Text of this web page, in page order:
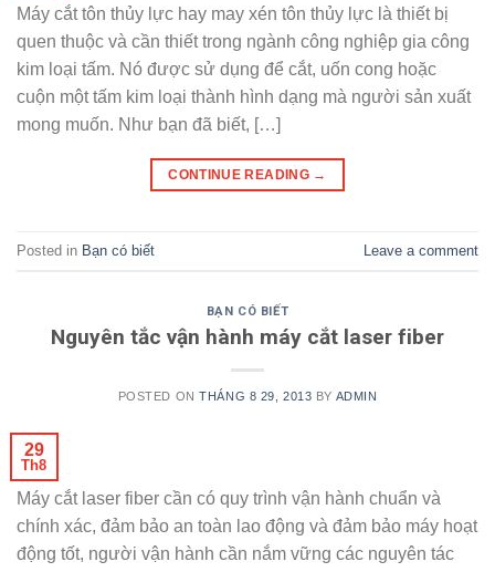
Máy cắt tôn thủy lực hay may xén tôn thủy lực là thiết bị
quen thuộc và cần thiết trong ngành công nghiệp gia công
kim loại tấm. Nó được sử dụng để cắt, uốn cong hoặc
cuộn một tấm kim loại thành hình dạng mà người sản xuất
mong muốn. Như bạn đã biết, […]
CONTINUE READING →
Posted in Bạn có biết Leave a comment
BẠN CÓ BIẾT
Nguyên tắc vận hành máy cắt laser fiber
POSTED ONTHÁNG 8 29, 2013 BY ADMIN
29
Th8
Máy cắt laser fiber cần có quy trình vận hành chuẩn và
chính xác, đảm bảo an toàn lao động và đảm bảo máy hoạt
động tốt, người vận hành cần nắm vững các nguyên tác